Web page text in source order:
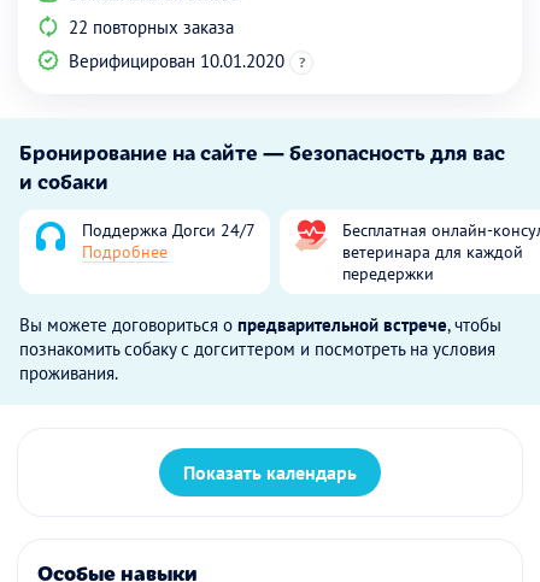
22 повторных заказа
Верифицирован 10.01.2020
?
Бронирование на сайте — безопасность для вас
и собаки
Поддержка Догси 24/7
Подробнее
Бесплатная онлайн-
ветеринара для каждой
передержки
Вы можете договориться о предварительной встрече, чтобы
познакомить собаку с догситтером и посмотреть на условия
проживания.
Показать календарь
Особые навыки